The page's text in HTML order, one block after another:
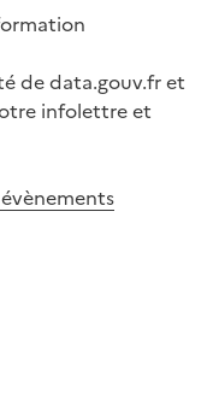
de data.gouv.fr et
infolettre et